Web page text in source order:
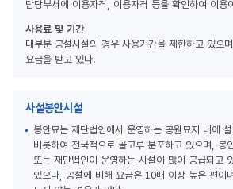
담당부서에 이용자격, 이용자격 등을 확인하여 이용
사용료 및 기간
대부분 공설시설의 경우 사용기간을 제한하고 있으
요금을 받고 있다.
사설봉안시설
봉안묘는 재단법인에서 운영하는 공원묘지 내에
비롯하여 전국적으로 골고루 분포하고 있으며, 봉
또는 재단법인이 운영하는 시설이 많이 공급되고
있으나, 공설에 비해 요금은 10배 이상 높은 편이